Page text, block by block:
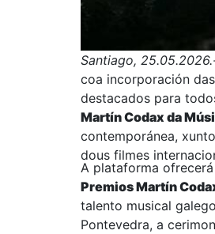
Santiago,
coa incorporación
destacados para
Martín Codax da
contemporánea,
dous filmes
A plataforma
Premios Martín
talento musical
Pontevedra, a